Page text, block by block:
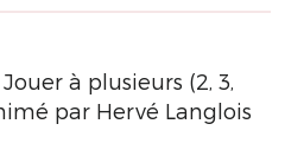
à plusieurs (2, 3,
par Hervé Langlois